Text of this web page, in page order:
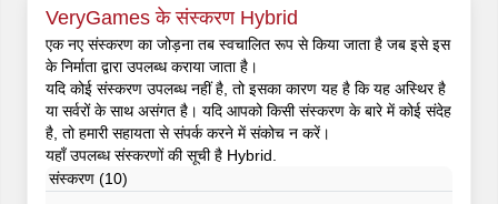
VeryGames के संस्करण Hybrid
एक नए संस्करण का जोड़ना तब स्वचालित रूप से किया जाता है जब इसे इस
के निर्माता द्वारा उपलब्ध कराया जाता है।
यदि कोई संस्करण उपलब्ध नहीं है, तो इसका कारण यह है कि यह अस्थिर है
या सर्वरों के साथ असंगत है। यदि आपको किसी संस्करण के बारे में कोई संदेह
है, तो हमारी सहायता से संपर्क करने में संकोच न करें।
यहाँ उपलब्ध संस्करणों की सूची है Hybrid.
संस्करण (10)